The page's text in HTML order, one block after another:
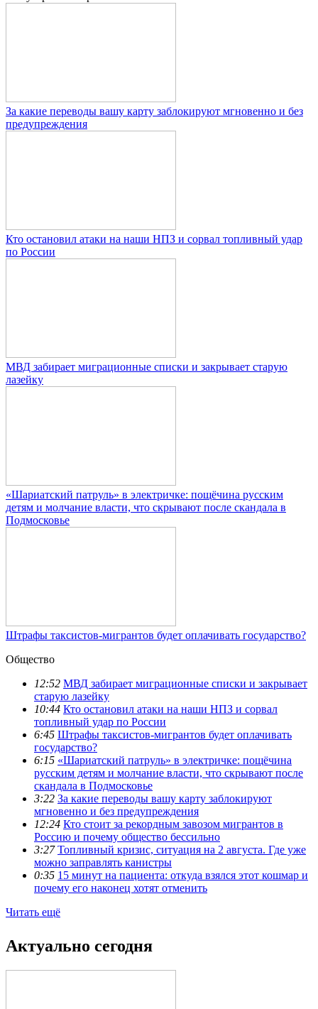
За какие переводы вашу карту заблокируют мгновенно и без
предупреждения
Кто остановил атаки на наши НПЗ и сорвал топливный удар
по России
МВД забирает миграционные списки и закрывает старую
лазейку
«Шариатский патруль» в электричке: пощёчина русским
детям и молчание власти, что скрывают после скандала в
Подмосковье
Штрафы таксистов-мигрантов будет оплачивать государство?
Общество
12:52 МВД забирает миграционные списки и закрывает
старую лазейку
10:44 Кто остановил атаки на наши НПЗ и сорвал
топливный удар по России
6:45 Штрафы таксистов-мигрантов будет оплачивать
государство?
6:15 «Шариатский патруль» в электричке: пощёчина
русским детям и молчание власти, что скрывают после
скандала в Подмосковье
3:22 За какие переводы вашу карту заблокируют
мгновенно и без предупреждения
12:24 Кто стоит за рекордным завозом мигрантов в
Россию и почему общество бессильно
3:27 Топливный кризис, ситуация на 2 августа. Где уже
можно заправлять канистры
0:35 15 минут на пациента: откуда взялся этот кошмар и
почему его наконец хотят отменить
Читать ещё
Актуально сегодня